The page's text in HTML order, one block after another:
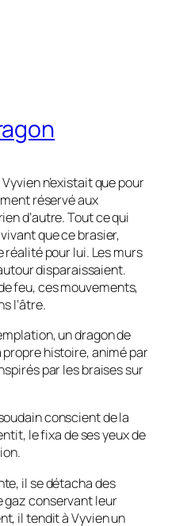
n’existait que pour
réservé aux
d’autre. Tout ce qui
que ce brasier,
réalité pour lui. Les murs
disparaissaient.
feu, ces mouvements,
l’âtre.
un dragon de
histoire, animé par
par les braises sur
conscient de la
le fixa de ses yeux de
il se détacha des
gaz conservant leur
il tendit à Vyvien un